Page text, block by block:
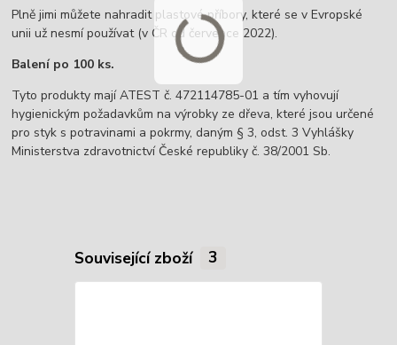
Plně jimi můžete nahradit plastové příbory, které se v Evropské
unii už nesmí používat (v ČR od července 2022).
Balení po 100 ks.
Tyto produkty mají ATEST č. 472114785-01 a tím vyhovují
hygienickým požadavkům na výrobky ze dřeva, které jsou určené
pro styk s potravinami a pokrmy, daným § 3, odst. 3 Vyhlášky
Ministerstva zdravotnictví České republiky č. 38/2001 Sb.
Související zboží 3